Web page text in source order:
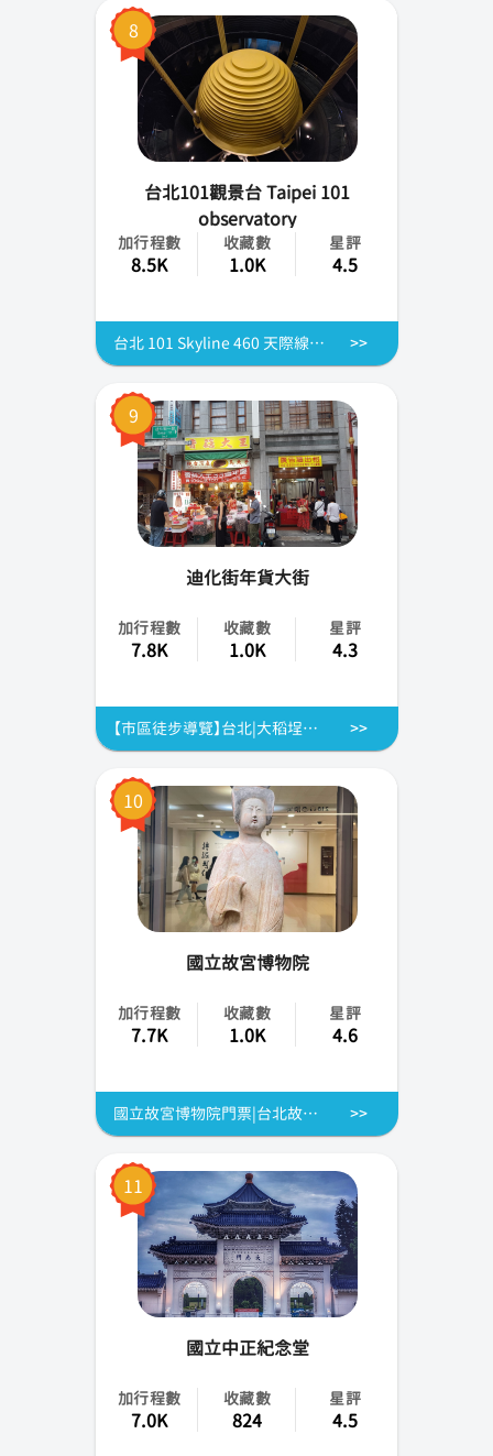
8
台北101觀景台 Taipei 101
observatory
加行程數
8.5K
收藏數
1.0K
星評
4.5
台北 101 Skyline 460 天際線雲端漫步體驗票
9
迪化街年貨大街
加行程數
7.8K
收藏數
1.0K
星評
4.3
【市區徒步導覽】台北|大稻埕懷舊之旅|霞海城隍廟.迪化街.大稻埕碼頭貨櫃市集
10
國立故宮博物院
加行程數
7.7K
收藏數
1.0K
星評
4.6
國立故宮博物院門票|台北故宮、嘉義故宮南院電子票
11
國立中正紀念堂
加行程數
7.0K
收藏數
824
星評
4.5